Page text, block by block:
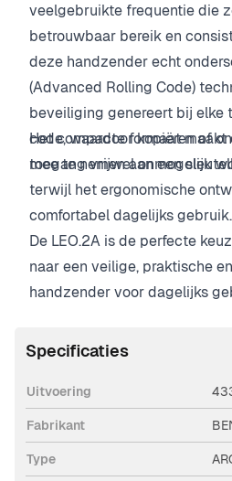
veelgebruikte frequentie die
betrouwbaar bereik en
deze handzender echt
(Advanced Rolling Code)
beveiliging genereert bij elke
code, waardoor kopiëren of
toegang vrijwel onmogelijk
Het compacte formaat maakt
mee te nemen aan een
terwijl het ergonomische
comfortabel dagelijks gebruik.
De LEO.2A is de perfecte
naar een veilige, praktische
handzender voor dagelijks
Specificaties
Uitvoering
Fabrikant
Type